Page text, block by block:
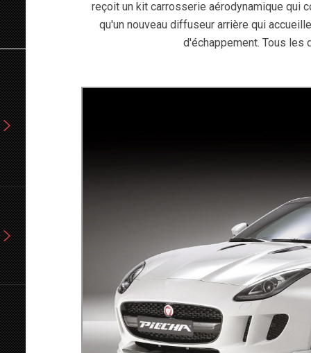
reçoit un kit carrosserie aérodynamique qui
qu'un nouveau diffuseur arrière qui
d'échappement. Tous les